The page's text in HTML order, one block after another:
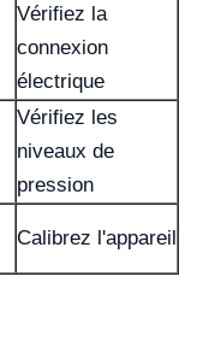
Vérifiez la
connexion
électrique
Vérifiez les
niveaux de
pression
Calibrez l'appareil